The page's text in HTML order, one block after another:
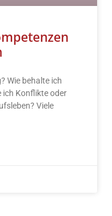
Wie behalte ich
ich Konflikte oder
Viele